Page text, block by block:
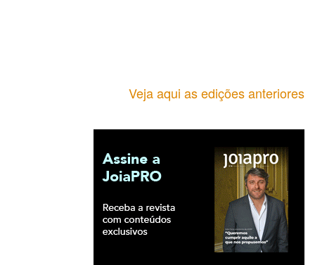
Veja aqui as edições anteriores